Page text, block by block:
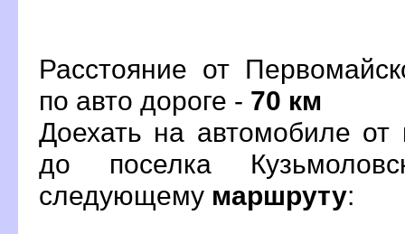
Расстояние от
по авто дороге - 70 км
Доехать на автомобиле от
до поселка
следующему маршруту: